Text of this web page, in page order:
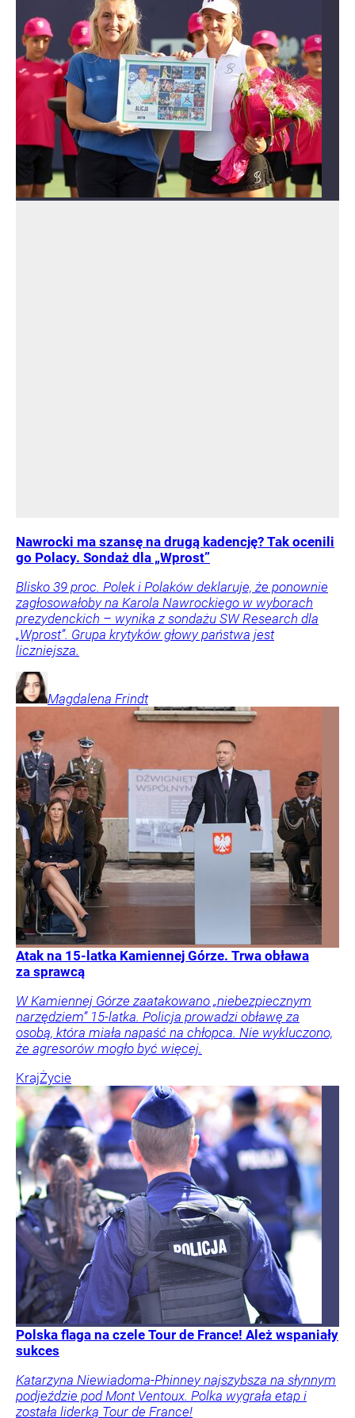
Nawrocki ma szansę na drugą kadencję? Tak ocenili
go Polacy. Sondaż dla „Wprost”
Blisko 39 proc. Polek i Polaków deklaruje, że ponownie
zagłosowałoby na Karola Nawrockiego w wyborach
prezydenckich – wynika z sondażu SW Research dla
„Wprost”. Grupa krytyków głowy państwa jest
liczniejsza.
Magdalena Frindt
Atak na 15-latka Kamiennej Górze. Trwa obława
za sprawcą
W Kamiennej Górze zaatakowano „niebezpiecznym
narzędziem” 15-latka. Policja prowadzi obławę za
osobą, która miała napaść na chłopca. Nie wykluczono,
że agresorów mogło być więcej.
KrajŻycie
Polska flaga na czele Tour de France! Ależ wspaniały
sukces
Katarzyna Niewiadoma-Phinney najszybsza na słynnym
podjeździe pod Mont Ventoux. Polka wygrała etap i
została liderką Tour de France!